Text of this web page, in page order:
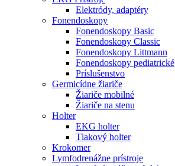
Elektródy, adaptéry
Fonendoskopy
Fonendoskopy Basic
Fonendoskopy Classic
Fonendoskopy Littmann
Fonendoskopy pediatrické
Príslušenstvo
Germicídne žiariče
Žiariče mobilné
Žiariče na stenu
Holter
EKG holter
Tlakový holter
Krokomer
Lymfodrenážne prístroje